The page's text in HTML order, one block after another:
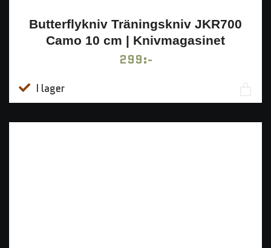
Butterflykniv Träningskniv JKR700
Camo 10 cm | Knivmagasinet
299:-
I lager